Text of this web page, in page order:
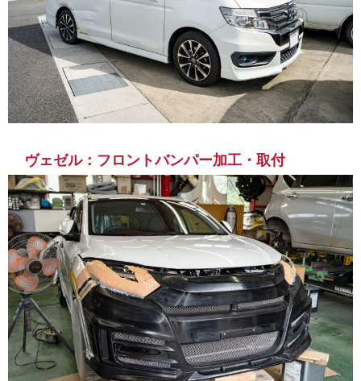
ヴェゼル：フロントバンパー加工・取付